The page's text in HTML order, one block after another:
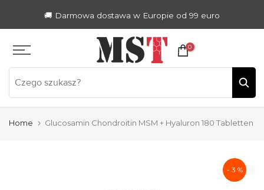
🚚 Darmowa dostawa w Europie od 99 euro
0
Home Glucosamin Chondroitin MSM + Hyaluron 180 Tabletten
- 3 %